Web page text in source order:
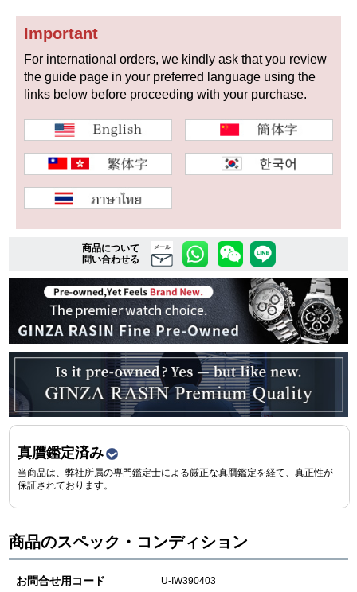
新品 未使用品
中古品 アンティーク品
WEB限定品 SALE
複数条件で商品を絞り込む
詳細検索はこちら
ご利用ガイド
GINZA RASINのプレミアムクオリティについて
送料・お支払方法
ショッピングローンの流れ
よくある質問
ショップサービス
保証・アフターサービス
ラッピングサービス
Important
For international orders, we kindly ask that you review
the guide page in your preferred language using the
links below before proceeding with your purchase.
商品について
問い合わせる
メール
真贋鑑定済み
当商品は、弊社所属の専門鑑定士による厳正な真贋鑑定を経て、真正性が
保証されております。
商品のスペック・コンディション
お問合せ用コード U-IW390403